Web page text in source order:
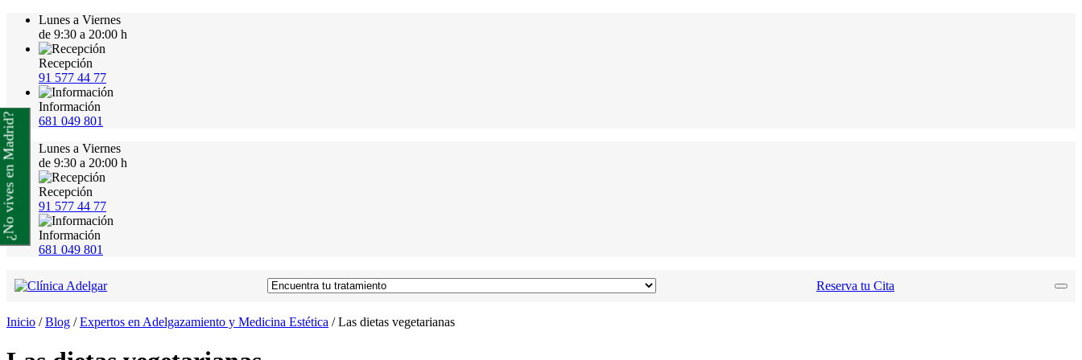
Lunes a Viernes
de 9:30 a 20:00 h
Recepción
91 577 44 77
Información
681 049 801
Lunes a Viernes
de 9:30 a 20:00 h
Recepción
91 577 44 77
Información
681 049 801
Reserva tu Cita
Inicio /Blog /Expertos en Adelgazamiento y Medicina Estética /Las dietas vegetarianas
¿No vives en Madrid?